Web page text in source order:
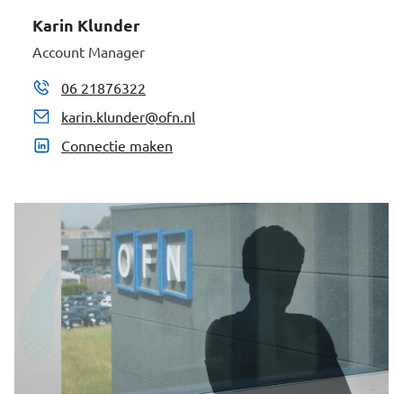
Karin Klunder
Account Manager
06 21876322
karin.klunder@ofn.nl
Connectie maken